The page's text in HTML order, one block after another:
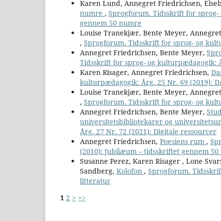
Karen Lund, Annegret Friedrichsen,
numre , Sprogforum. Tidsskrift for
gennem 50 numre
Louise Tranekjær, Bente Meyer,
, Sprogforum. Tidsskrift for sprog- og
Annegret Friedrichsen, Bente Meyer,
Tidsskrift for sprog- og kulturpædagogik:
Karen Risager, Annegret Friedrichsen,
kulturpædagogik: Årg. 25 Nr. 69 (2019):
Louise Tranekjær, Bente Meyer,
, Sprogforum. Tidsskrift for sprog- og
Annegret Friedrichsen, Bente Meyer,
universitetsbibliotekarer og
Årg. 27 Nr. 72 (2021): Digitale ressourcer
Annegret Friedrichsen, Poesiens rum ,
(2010): Jubilæum – tidsskriftet gennem
Susanne Perez, Karen Risager , Lone
Sandberg, Kolofon , Sprogforum.
litteratur
1 2 > >>